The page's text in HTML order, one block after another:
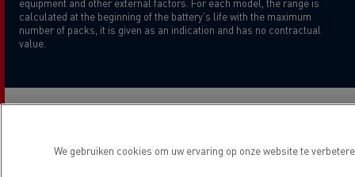
calculated at the beginning of the battery's life with the maximum
number of packs, it is given as an indication and has no contractual
value.
autonomie wenst, specifiek voor uw toepassing en
We gebruiken cookies om uw ervaring op onze website te